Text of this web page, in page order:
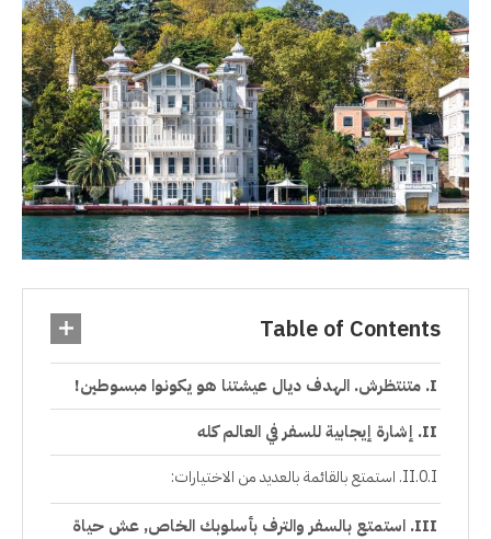
Table of Contents
متنتظرش. الهدف ديال عيشتنا هو يكونوا مبسوطين!
إشارة إيجابية للسفر في العالم كله
استمتع بالقائمة بالعديد من الاختيارات:
استمتع بالسفر والترف بأسلوبك الخاص, عش حياة